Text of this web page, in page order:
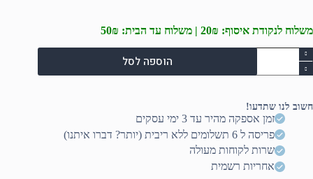
משלוח לנקודת איסוף: 20₪ | משלוח עד הבית: 50₪
כמות
של
מקלדת
Cynosa
Gaming
הוספה לסל
חשוב לנו שתדעו!
זמן אספקה מהיר עד 3 ימי עסקים
פריסה ל 6 תשלומים ללא ריבית (יותר? דברו איתנו)
שרות לקוחות מעולה
אחריות רשמית